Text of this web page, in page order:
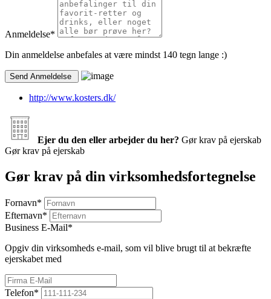
Anmeldelse*
Din anmeldelse anbefales at være mindst 140 tegn lange :)
http://www.kosters.dk/
Ejer du den eller arbejder du her? Gør krav på ejerskab
Gør krav på ejerskab
Gør krav på din virksomhedsfortegnelse
Fornavn*
Efternavn*
Business E-Mail*
Opgiv din virksomheds e-mail, som vil blive brugt til at bekræfte
ejerskabet med
Telefon*